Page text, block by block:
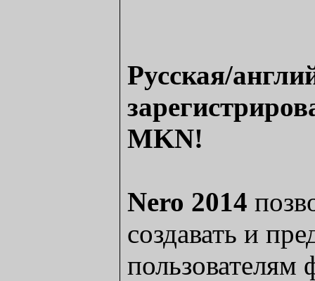
Русская/
MKN!
Nero 2014
создавать и